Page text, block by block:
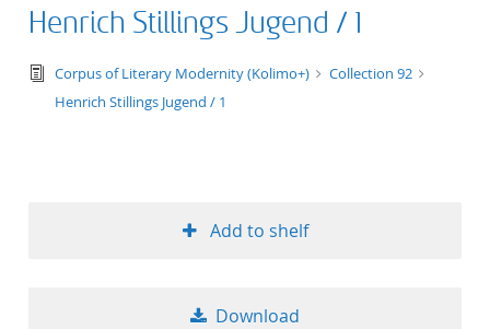
Henrich Stillings Jugend / 1
text/tg.edition+tg.aggregation+xml
Corpus of Literary Modernity (Kolimo+)
Collection 92
Henrich Stillings Jugend / 1
Add to shelf
Download